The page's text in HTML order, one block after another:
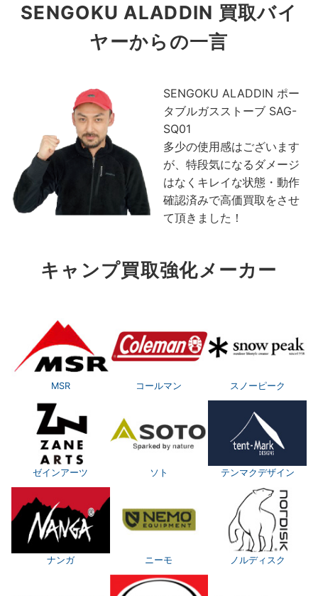
SENGOKU ALADDIN 買取バイ
ヤーからの一言
SENGOKU ALADDIN ポー
タブルガスストーブ SAG-
SQ01
多少の使用感はございます
が、特段気になるダメージ
はなくキレイな状態・動作
確認済みで高価買取をさせ
て頂きました！
キャンプ買取強化メーカー
MSR コールマン スノーピーク
ゼインアーツ ソト テンマクデザイン
ナンガ ニーモ ノルディスク